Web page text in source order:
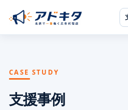
CASE STUDY
支援事例